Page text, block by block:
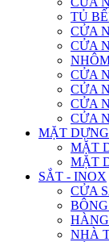
TỦ
CỬA
CỬA
CỬA
CỬA
CỬA
CỬA
MẶT
MẶT
MẶT
SẮT - INOX
CỬA
NHÀ